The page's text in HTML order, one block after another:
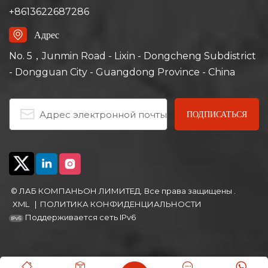
precise temperature
range of ambient +15℃
to 200℃ with a non-
linear empty load
heating rate of
approximately
air convection system
ensures uniform air
and heat distribution,
curing, bonding,
defoaming and other
industrial processes.
air convection system
ensures uniform air
and heat distribution,
defoaming and other
industrial processes.
+8613622687286
Адрес
No. 5，Junmin Road - Lixin - Dongcheng Subdistrict
- Dongguan City - Guangdong Province - China
© ЛАБ КОМПАНЬОН ЛИМИТЕД. Все права защищены .
XML
| ПОЛИТИКА КОНФИДЕНЦИАЛЬНОСТИ
Поддерживается сеть IPv6